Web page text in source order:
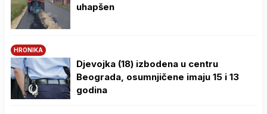
uhapšen
HRONIKA
Djevojka (18) izbodena u centru
Beograda, osumnjičene imaju 15 i 13
godina